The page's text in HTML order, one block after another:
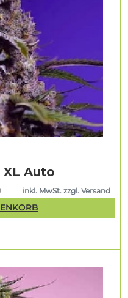
XL Auto
inkl. MwSt. zzgl. Versand